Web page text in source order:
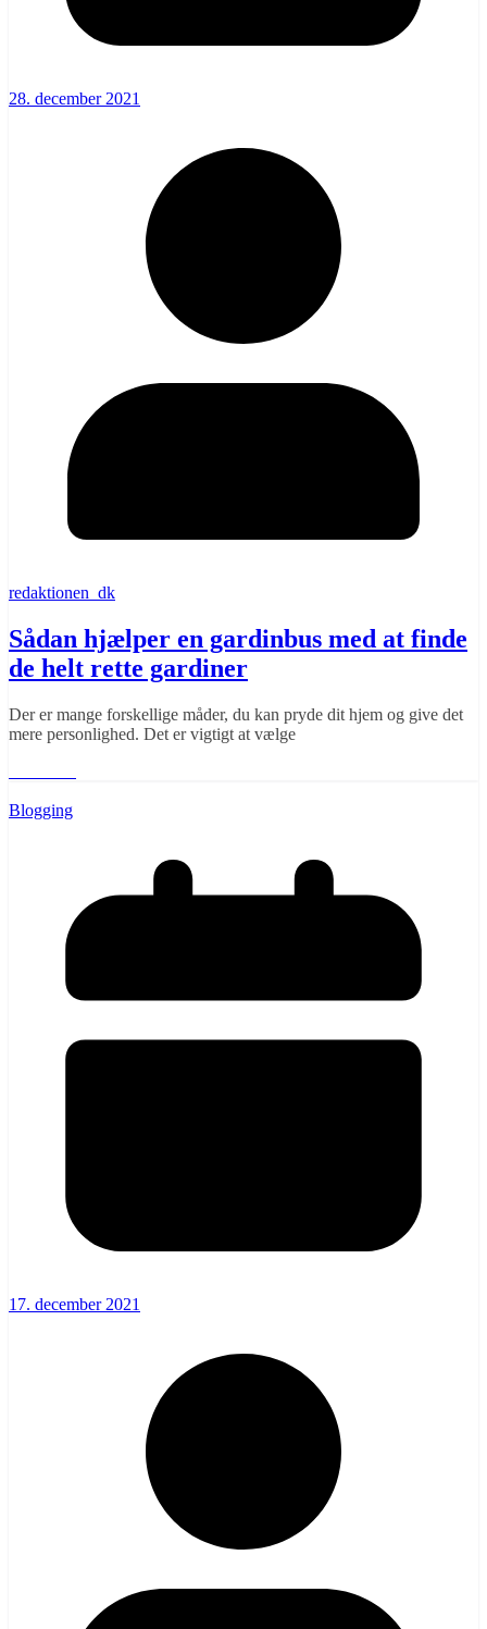
28. december 2021
redaktionen_dk
Sådan hjælper en gardinbus med at finde
de helt rette gardiner
Der er mange forskellige måder, du kan pryde dit hjem og give det
mere personlighed. Det er vigtigt at vælge
Blogging
17. december 2021